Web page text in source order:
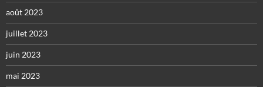
août 2023
juillet 2023
juin 2023
mai 2023